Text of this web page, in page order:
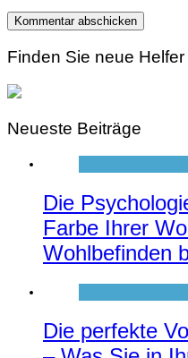
Finden Sie neue
Neueste Beiträge
Die
Farbe Ihrer
Wohlbefinden
Die perfekte